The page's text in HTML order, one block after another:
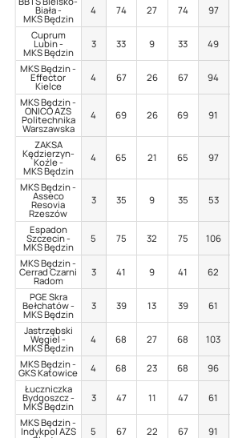
Biała -
MKS Będzin
4 74 27 74 97
Cuprum
Lubin -
MKS Będzin
3 33 9 33 49
MKS Będzin -
Effector
Kielce
4 67 26 67 94
MKS Będzin -
ONICO AZS
Politechnika
Warszawska
4 69 26 69 91
ZAKSA
Kędzierzyn-
Koźle -
MKS Będzin
4 65 21 65 97
MKS Będzin -
Asseco
Resovia
Rzeszów
3 35 9 35 53
Espadon
Szczecin -
MKS Będzin
5 75 32 75 106
MKS Będzin -
Cerrad Czarni
Radom
3 41 9 41 62
PGE Skra
Bełchatów -
MKS Będzin
3 39 13 39 61
Jastrzębski
Węgiel -
MKS Będzin
4 68 27 68 103
MKS Będzin -
GKS Katowice 4 68 23 68 96
Łuczniczka
Bydgoszcz -
MKS Będzin
3 47 11 47 61
MKS Będzin -
Indykpol AZS 5 67 22 67 91